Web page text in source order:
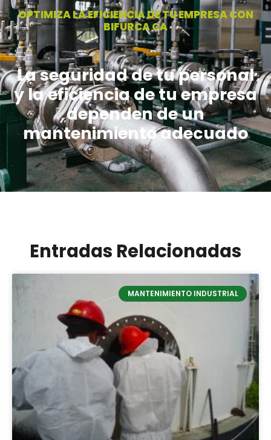
OPTIMIZA LA EFICIENCIA DE TU EMPRESA CON
BIFURCA CA
La seguridad de tu personal
y la eficiencia de tu empresa
dependen de un
mantenimiento adecuado
Entradas Relacionadas
MANTENIMIENTO INDUSTRIAL